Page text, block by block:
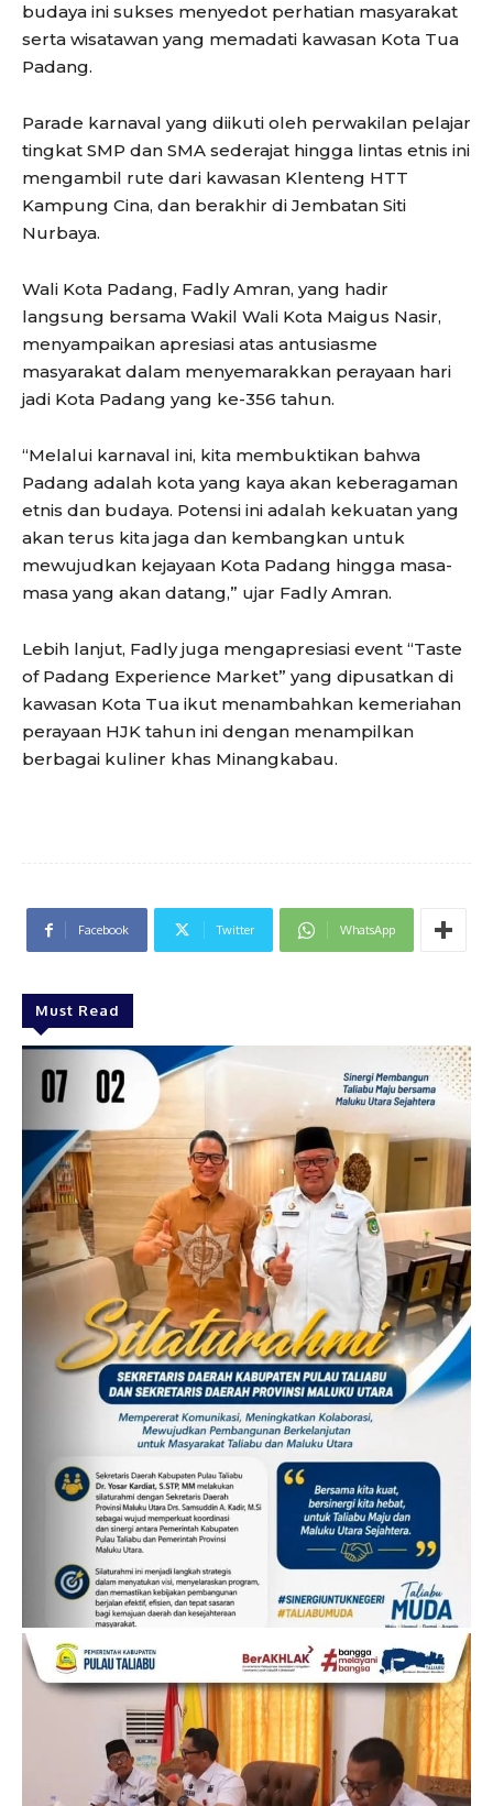
budaya ini sukses menyedot perhatian masyarakat
serta wisatawan yang memadati kawasan Kota Tua
Padang.
Parade karnaval yang diikuti oleh perwakilan pelajar
tingkat SMP dan SMA sederajat hingga lintas etnis ini
mengambil rute dari kawasan Klenteng HTT
Kampung Cina, dan berakhir di Jembatan Siti
Nurbaya.
Wali Kota Padang, Fadly Amran, yang hadir
langsung bersama Wakil Wali Kota Maigus Nasir,
menyampaikan apresiasi atas antusiasme
masyarakat dalam menyemarakkan perayaan hari
jadi Kota Padang yang ke-356 tahun.
“Melalui karnaval ini, kita membuktikan bahwa
Padang adalah kota yang kaya akan keberagaman
etnis dan budaya. Potensi ini adalah kekuatan yang
akan terus kita jaga dan kembangkan untuk
mewujudkan kejayaan Kota Padang hingga masa-
masa yang akan datang,” ujar Fadly Amran.
Lebih lanjut, Fadly juga mengapresiasi event “Taste
of Padang Experience Market” yang dipusatkan di
kawasan Kota Tua ikut menambahkan kemeriahan
perayaan HJK tahun ini dengan menampilkan
berbagai kuliner khas Minangkabau.
Facebook Twitter WhatsApp
Must Read